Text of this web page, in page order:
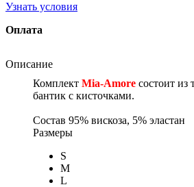
Узнать условия
Оплата
Описание
Комплект Mia-Amore состоит из
бантик с кисточками.
Состав 95% вискоза, 5% эластан
Размеры
S
M
L